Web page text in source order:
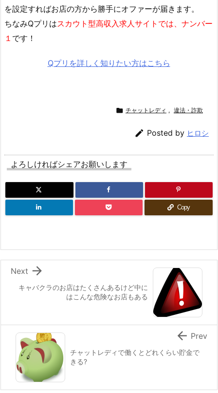
を設定すればお店の方から勝手にオファーが届きます。
ちなみQプリはスカウト型高収入求人サイトでは、ナンバー
１ です！
Qプリを詳しく知りたい方はこちら
 チャットレディ , 違法・詐欺
 Posted by ヒロシ
よろしければシェアお願いします
Copy
キャバクラのお店はたくさんあるけど中に
はこんな危険なお店もある

Next
チャットレディで働くとどれくらい貯金で
きる?
 Prev